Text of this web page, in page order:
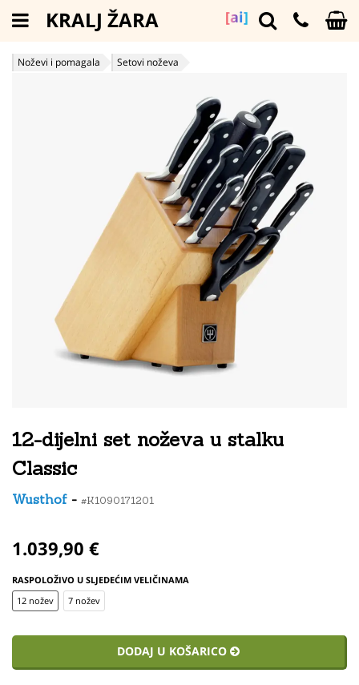
[ai]
KRALJ ŽARA
Noževi i pomagala Setovi noževa
12-dijelni set noževa u stalku
Classic
Wusthof - #K1090171201
1.039,90 €
RASPOLOŽIVO U SLJEDEĆIM VELIČINAMA
12 nožev
7 nožev
DODAJ U KOŠARICO